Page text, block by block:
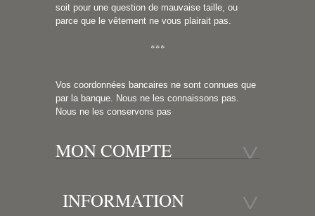
soit pour une question de mauvaise taille, ou
parce que le vêtement ne vous plairait pas.
***
Vos coordonnées bancaires ne sont connues que
par la banque. Nous ne les connaissons pas.
Nous ne les conservons pas
MON COMPTE
INFORMATION